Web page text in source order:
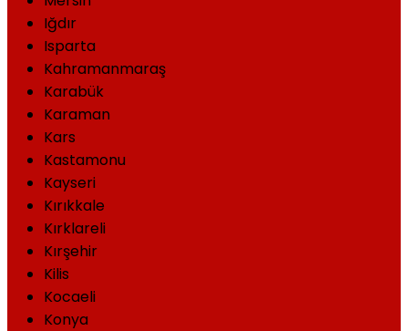
Iğdır
Isparta
Kahramanmaraş
Karabük
Karaman
Kars
Kastamonu
Kayseri
Kırıkkale
Kırklareli
Kırşehir
Kilis
Kocaeli
Konya